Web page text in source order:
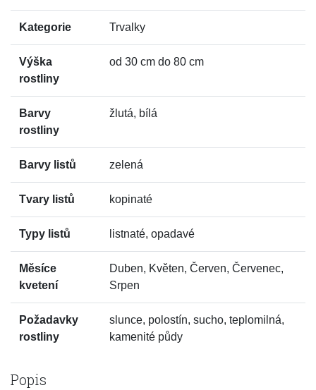
Kategorie Trvalky
Výška
rostliny
od 30 cm do 80 cm
Barvy
rostliny
žlutá, bílá
Barvy listů zelená
Tvary listů kopinaté
Typy listů listnaté, opadavé
Měsíce
kvetení
Duben, Květen, Červen, Červenec,
Srpen
Požadavky
rostliny
slunce, polostín, sucho, teplomilná,
kamenité půdy
Popis